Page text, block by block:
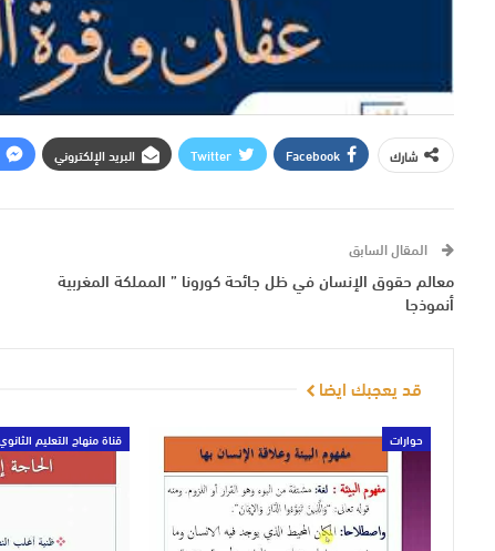
شارك Facebook
Twitter البريد الإلكتروني
المقال السابق
معالم حقوق الإنسان في ظل جائحة كورونا ” المملكة المغربية
أنموذجا
قد يعجبك ايضا
حوارات